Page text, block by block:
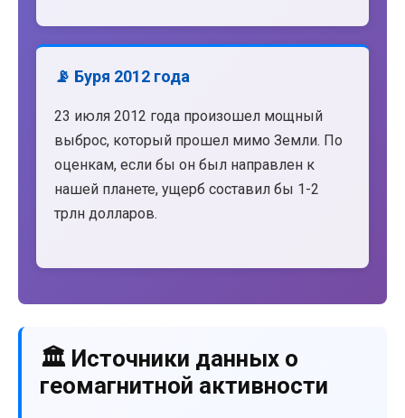
📡 Буря 2012 года
23 июля 2012 года произошел мощный
выброс, который прошел мимо Земли. По
оценкам, если бы он был направлен к
нашей планете, ущерб составил бы 1-2
трлн долларов.
🏛️ Источники данных о
геомагнитной активности